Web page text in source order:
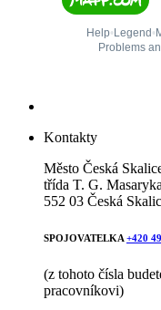
Kontakty
Město Česká
třída T. G.
552 03 Česká
SPOJOVATELKA +420
(z tohoto čísla
pracovníkovi)